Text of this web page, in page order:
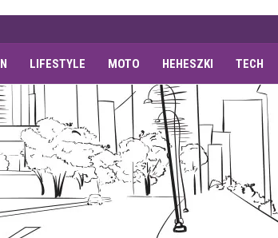
LIFESTYLE MOTO HEHESZKI TECH